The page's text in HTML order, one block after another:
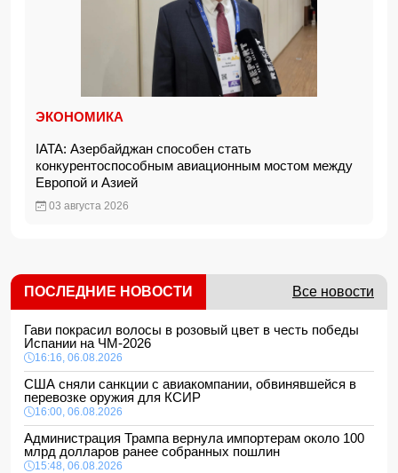
ЭКОНОМИКА
IATA: Азербайджан способен стать
конкурентоспособным авиационным мостом между
Европой и Азией
03 августа 2026
ПОСЛЕДНИЕ НОВОСТИ Все новости
Гави покрасил волосы в розовый цвет в честь победы
Испании на ЧМ-2026
16:16, 06.08.2026
США сняли санкции с авиакомпании, обвинявшейся в
перевозке оружия для КСИР
16:00, 06.08.2026
Администрация Трампа вернула импортерам около 100
млрд долларов ранее собранных пошлин
15:48, 06.08.2026